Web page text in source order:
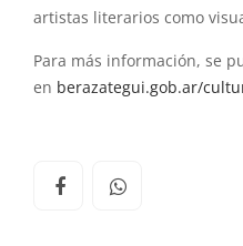
artistas literarios como
Para más información, se
en berazategui.gob.ar/